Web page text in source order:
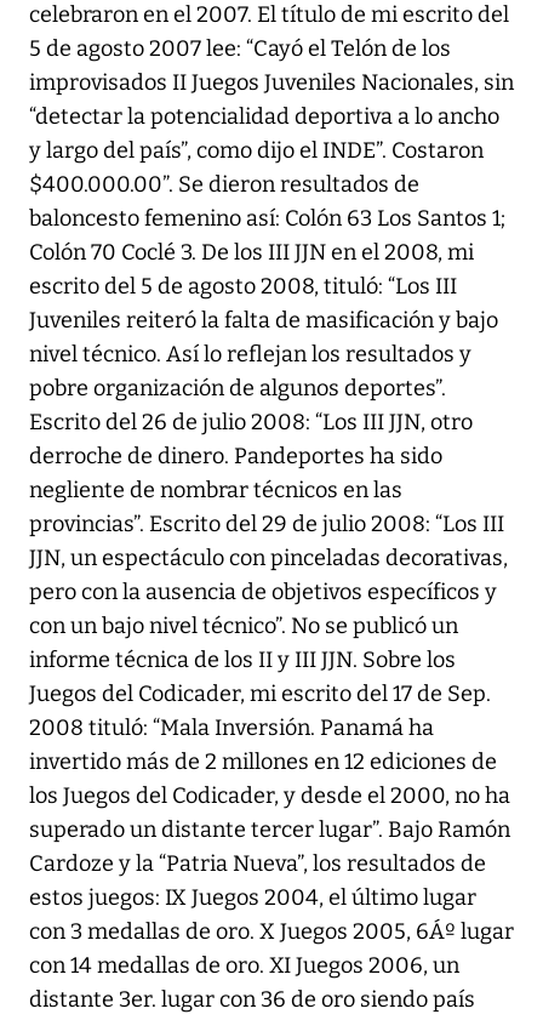
celebraron en el 2007. El título de mi escrito del
5 de agosto 2007 lee: “Cayó el Telón de los
improvisados II Juegos Juveniles Nacionales, sin
“detectar la potencialidad deportiva a lo ancho
y largo del país”, como dijo el INDE”. Costaron
$400.000.00”. Se dieron resultados de
baloncesto femenino así: Colón 63 Los Santos 1;
Colón 70 Coclé 3. De los III JJN en el 2008, mi
escrito del 5 de agosto 2008, tituló: “Los III
Juveniles reiteró la falta de masificación y bajo
nivel técnico. Así lo reflejan los resultados y
pobre organización de algunos deportes”.
Escrito del 26 de julio 2008: “Los III JJN, otro
derroche de dinero. Pandeportes ha sido
negliente de nombrar técnicos en las
provincias”. Escrito del 29 de julio 2008: “Los III
JJN, un espectáculo con pinceladas decorativas,
pero con la ausencia de objetivos específicos y
con un bajo nivel técnico”. No se publicó un
informe técnica de los II y III JJN. Sobre los
Juegos del Codicader, mi escrito del 17 de Sep.
2008 tituló: “Mala Inversión. Panamá ha
invertido más de 2 millones en 12 ediciones de
los Juegos del Codicader, y desde el 2000, no ha
superado un distante tercer lugar”. Bajo Ramón
Cardoze y la “Patria Nueva”, los resultados de
estos juegos: IX Juegos 2004, el último lugar
con 3 medallas de oro. X Juegos 2005, 6Áº lugar
con 14 medallas de oro. XI Juegos 2006, un
distante 3er. lugar con 36 de oro siendo país